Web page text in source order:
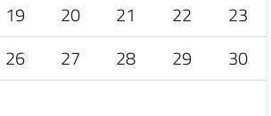
19 20 21 22
23
26 27 28 29
30